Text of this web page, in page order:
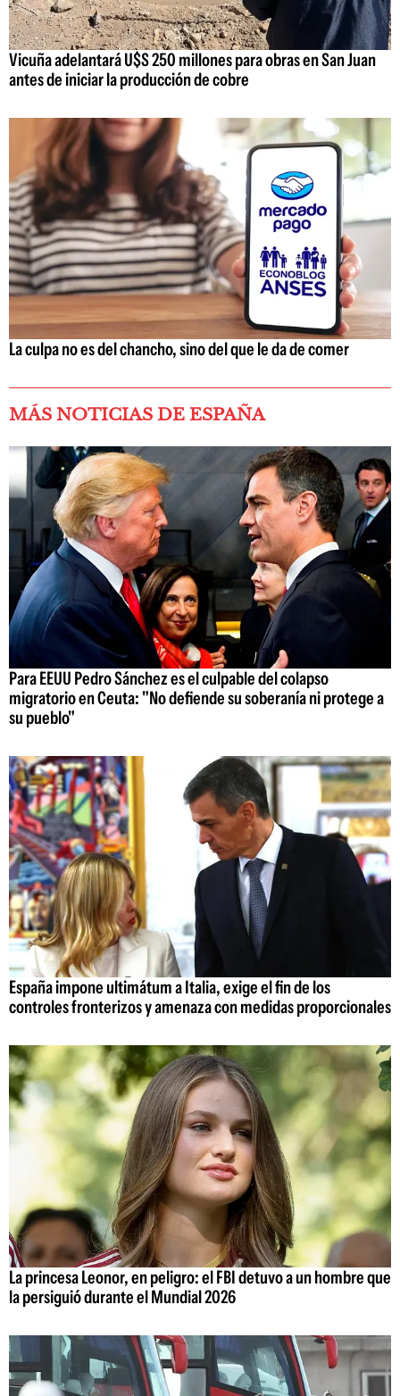
Vicuña adelantará U$S 250 millones para obras en San Juan
antes de iniciar la producción de cobre
La culpa no es del chancho, sino del que le da de comer
MÁS NOTICIAS DE ESPAÑA
Para EEUU Pedro Sánchez es el culpable del colapso
migratorio en Ceuta: "No defiende su soberanía ni protege a
su pueblo"
España impone ultimátum a Italia, exige el fin de los
controles fronterizos y amenaza con medidas proporcionales
La princesa Leonor, en peligro: el FBI detuvo a un hombre que
la persiguió durante el Mundial 2026